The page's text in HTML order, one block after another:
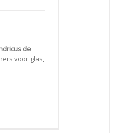
de
voor glas,